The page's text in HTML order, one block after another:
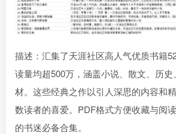
描述：汇集了天涯社区高人气优质书籍
读量均超500万，涵盖小说、散文、历
材。这些经典之作以引人深思的内容和
数读者的喜爱。PDF格式方便收藏与阅
的书迷必备合集。